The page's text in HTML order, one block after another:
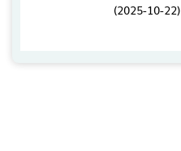
(2025-10-22)